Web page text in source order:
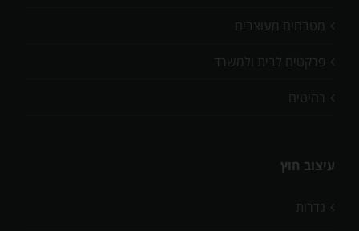
מטבחים מעוצבים
פרקטים לבית ולמשרד
רהיטים
עיצוב חוץ
גדרות